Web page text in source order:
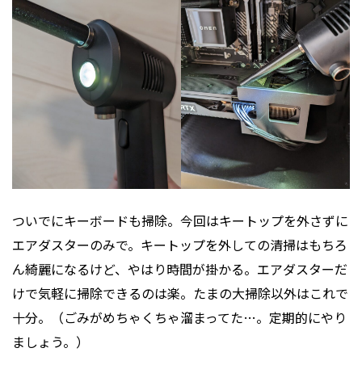
ついでにキーボードも掃除。今回はキートップを外さずに
エアダスターのみで。キートップを外しての清掃はもちろ
ん綺麗になるけど、やはり時間が掛かる。エアダスターだ
けで気軽に掃除できるのは楽。たまの大掃除以外はこれで
十分。（ごみがめちゃくちゃ溜まってた…。定期的にやり
ましょう。）